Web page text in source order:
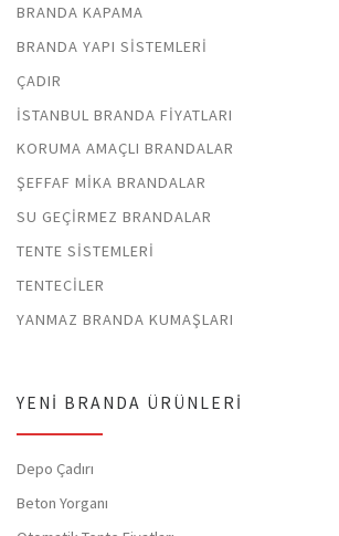
BRANDA KAPAMA
BRANDA YAPI SISTEMLERI
ÇADIR
İSTANBUL BRANDA FIYATLARI
KORUMA AMAÇLI BRANDALAR
ŞEFFAF MIKA BRANDALAR
SU GEÇIRMEZ BRANDALAR
TENTE SISTEMLERI
TENTECILER
YANMAZ BRANDA KUMAŞLARI
YENI BRANDA ÜRÜNLERI
Depo Çadırı
Beton Yorganı